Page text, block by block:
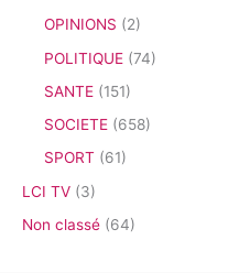
OPINIONS (2)
POLITIQUE (74)
SANTE (151)
SOCIETE (658)
SPORT (61)
LCI TV (3)
Non classé (64)